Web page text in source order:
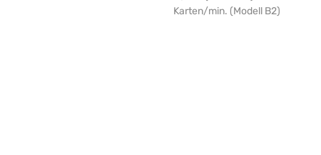
Karten/min. (Modell B2)